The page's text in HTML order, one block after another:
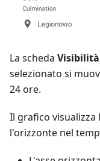
La scheda Visibilità
selezionato si
24 ore.
Il grafico
l'orizzonte nel